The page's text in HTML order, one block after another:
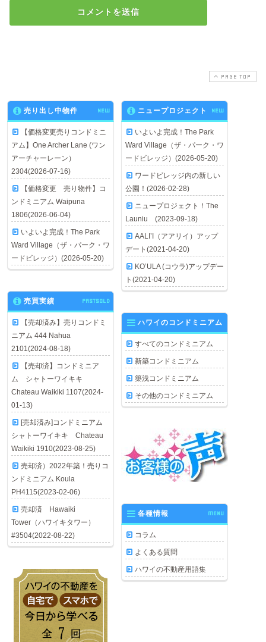
PAGE TOP
売り出し中物件 NEW
【価格変更売りコンドミニ
アム】One Archer Lane (ワン
アーチャーレーン）
2304(2026-07-16)
【価格変更 売り物件】コ
ンドミニアム Waipuna
1806(2026-06-04)
いよいよ完成！The Park
Ward Village（ザ・パーク・ワ
ードビレッジ）(2026-05-20)
ニュープロジェクト NEW
いよいよ完成！The Park
Ward Village（ザ・パーク・ワ
ードビレッジ）(2026-05-20)
ワードビレッジ内の新しい
公園！(2026-02-28)
ニュープロジェクト！The
Launiu (2023-09-18)
AALI’I（アアリイ）アップ
デート(2021-04-20)
KO’ULA (コウラ)アップデー
ト(2021-04-20)
売買実績 PASTSOLD
【売却済み】売りコンドミ
ニアム 444 Nahua
2101(2024-08-18)
【売却済】コンドミニア
ム シャトーワイキキ
Chateau Waikiki 1107(2024-
01-13)
[売却済み]コンドミニアム
シャトーワイキキ Chateau
Waikiki 1910(2023-08-25)
売却済）2022年築！売りコ
ンドミニアム Koula
PH4115(2023-02-06)
売却済 Hawaiki
Tower（ハワイキタワー）
#3504(2022-08-22)
ハワイのコンドミニアム
すべてのコンドミニアム
新築コンドミニアム
築浅コンドミニアム
その他のコンドミニアム
各種情報 MENU
コラム
よくある質問
ハワイの不動産用語集